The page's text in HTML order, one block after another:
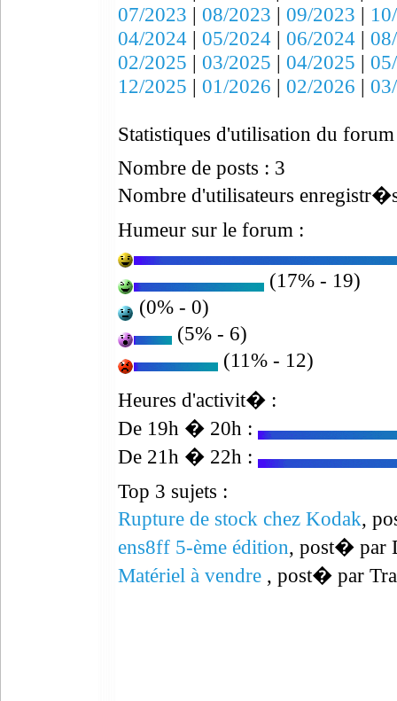
07/2023 | 08/2023 | 09/2023 |
04/2024 | 05/2024 | 06/2024 |
02/2025 | 03/2025 | 04/2025 |
12/2025 | 01/2026 | 02/2026 |
Statistiques d'utilisation du
Nombre de posts : 3
Nombre d'utilisateurs
Humeur sur le forum :
(17% - 19)
(0% - 0)
(5% - 6)
(11% - 12)
Heures d'activit� :
De 19h � 20h :
De 21h � 22h :
Top 3 sujets :
Rupture de stock chez Kodak,
ens8ff 5-ème édition, post� par
Matériel à vendre , post� par